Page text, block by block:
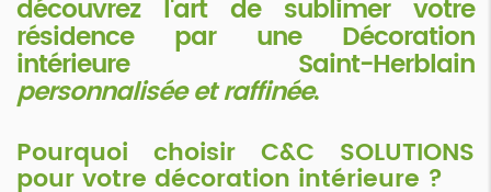
découvrez l'art de sublimer votre
résidence par une Décoration
intérieure Saint-Herblain
personnalisée et raffinée.
Pourquoi choisir C&C SOLUTIONS
pour votre décoration intérieure ?